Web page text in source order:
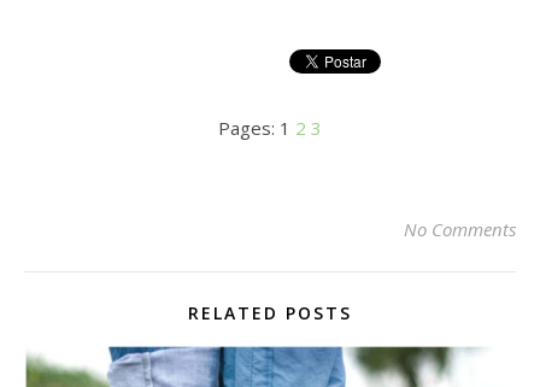
Pages: 1 2 3
No Comments
RELATED POSTS